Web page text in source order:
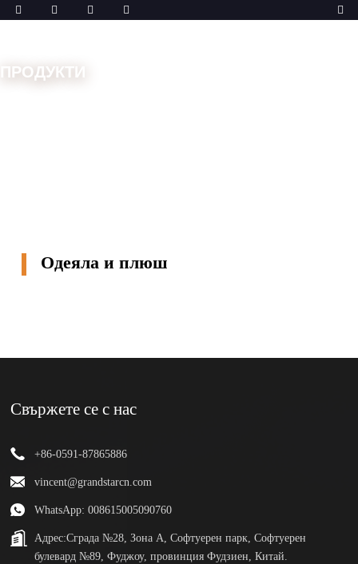
ПРОДУКТИ
Одеяла и плюш
Свържете се с нас
+86-0591-87865886
vincent@grandstarcn.com
WhatsApp: 008615005090760
Адрес:Сграда №28, Зона А, Софтуерен парк, Софтуерен
булевард №89, Фуджоу, провинция Фудзиен, Китай.